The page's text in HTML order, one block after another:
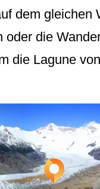
dem gleichen
oder die
die Lagune